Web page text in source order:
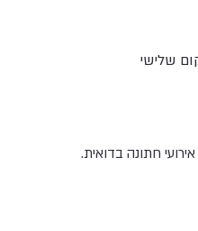
שלישי
חתונה בדואית.